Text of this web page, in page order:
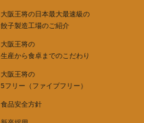
大阪王将の日本最大最速級の
餃子製造工場のご紹介
大阪王将の
生産から食卓までのこだわり
大阪王将の
5フリー（ファイブフリー）
食品安全方針